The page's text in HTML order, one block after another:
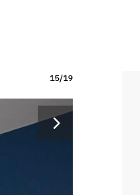
15/19